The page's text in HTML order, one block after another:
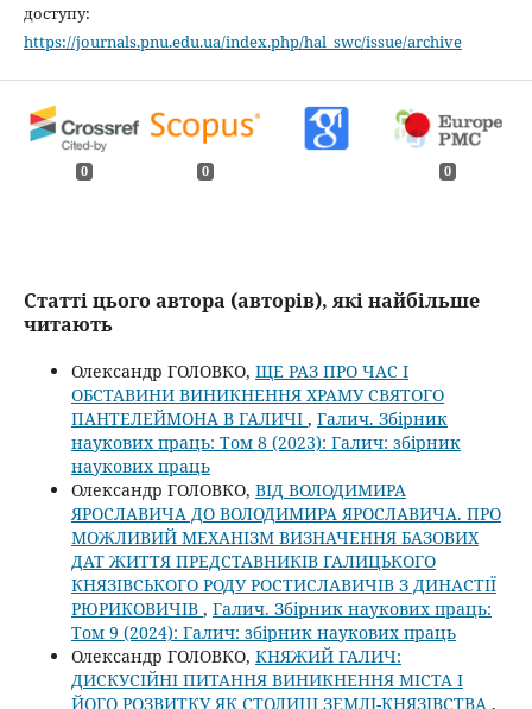
доступу:
https://journals.pnu.edu.ua/index.php/hal_swc/issue/archive
0 0 0
Статті цього автора (авторів), які найбільше
читають
Олександр ГОЛОВКО, ЩЕ РАЗ ПРО ЧАС І
ОБСТАВИНИ ВИНИКНЕННЯ ХРАМУ СВЯТОГО
ПАНТЕЛЕЙМОНА В ГАЛИЧІ , Галич. Збірник
наукових праць: Том 8 (2023): Галич: збірник
наукових праць
Олександр ГОЛОВКО, ВІД ВОЛОДИМИРА
ЯРОСЛАВИЧА ДО ВОЛОДИМИРА ЯРОСЛАВИЧА. ПРО
МОЖЛИВИЙ МЕХАНІЗМ ВИЗНАЧЕННЯ БАЗОВИХ
ДАТ ЖИТТЯ ПРЕДСТАВНИКІВ ГАЛИЦЬКОГО
КНЯЗІВСЬКОГО РОДУ РОСТИСЛАВИЧІВ З ДИНАСТІЇ
РЮРИКОВИЧІВ , Галич. Збірник наукових праць:
Том 9 (2024): Галич: збірник наукових праць
Олександр ГОЛОВКО, КНЯЖИЙ ГАЛИЧ:
ДИСКУСІЙНІ ПИТАННЯ ВИНИКНЕННЯ МІСТА І
ЙОГО РОЗВИТКУ ЯК СТОЛИЦІ ЗЕМЛІ-КНЯЗІВСТВА ,